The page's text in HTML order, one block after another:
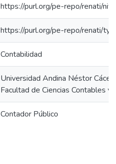
https://purl.org/pe-repo/renati/
https://purl.org/pe-repo/renati/
Contabilidad
Universidad Andina Néstor
Facultad de Ciencias Contables y
Contador Público